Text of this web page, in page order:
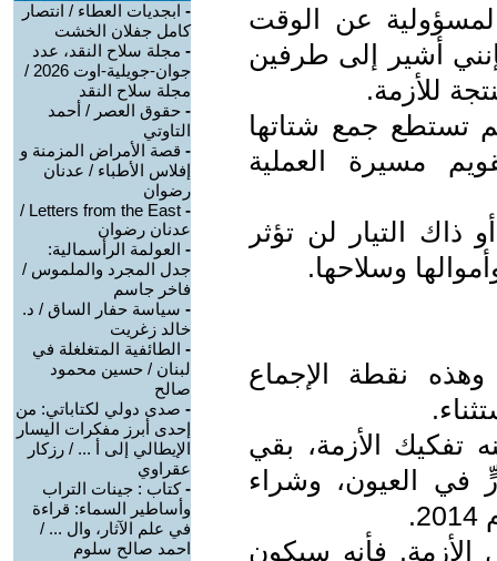
عن الوقت
أشير إلى طرفين
للأزمة.
تستطع جمع شتاتها
مسيرة العملية
ذاك التيار لن تؤثر
وسلاحها.
نقطة الإجماع
تفكيك الأزمة، بقي
العيون، وشراء
الأزمة. فأنه سيكون
- ابجديات العطاء / انتصار
كامل جفلان الخشت
- مجلة سلاح النقد، عدد
جوان-جويلية-اوت 2026 /
مجلة سلاح النقد
- حقوق العصر / أحمد
التاوتي
- قصة الأمراض المزمنة و
إفلاس الأطباء / عدنان
رضوان
-
Letters from the East /
عدنان رضوان
- العولمة الرأسمالية:
جدل المجرد والملموس /
فاخر جاسم
- سياسة حفار الساق / د.
خالد زغريت
- الطائفية المتغلغلة في
لبنان / حسين محمود
صالح
- صدى دولي لكتاباتي: من
إحدى أبرز مفكرات اليسار
الإيطالي إلى أ ... / رزكار
عقراوي
-كتاب : جينات التراب
وأساطير السماء: قراءة
في علم الآثار، وال ... /
احمد صالح سلوم